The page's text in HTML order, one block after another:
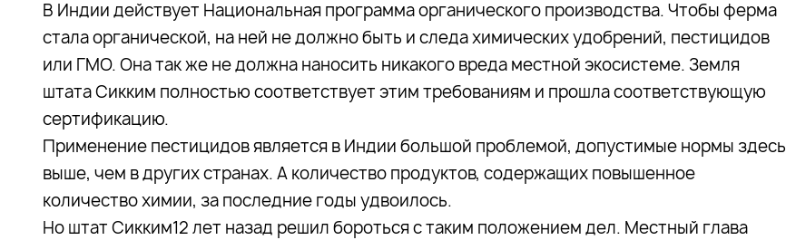
В Индии действует Национальная программа органического производства. Чтобы ферма
стала органической, на ней не должно быть и следа химических удобрений, пестицидов
или ГМО. Она так же не должна наносить никакого вреда местной экосистеме. Земля
штата Сикким полностью соответствует этим требованиям и прошла соответствующую
сертификацию.
Применение пестицидов является в Индии большой проблемой, допустимые нормы здесь
выше, чем в других странах. А количество продуктов, содержащих повышенное
количество химии, за последние годы удвоилось.
Но штат Сикким12 лет назад решил бороться с таким положением дел. Местный глава